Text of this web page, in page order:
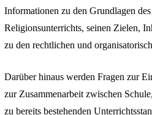
Informationen zu den Grundlagen
Religionsunterrichts, seinen Zielen,
zu den rechtlichen und
Darüber hinaus werden Fragen zur
zur Zusammenarbeit zwischen
zu bereits bestehenden